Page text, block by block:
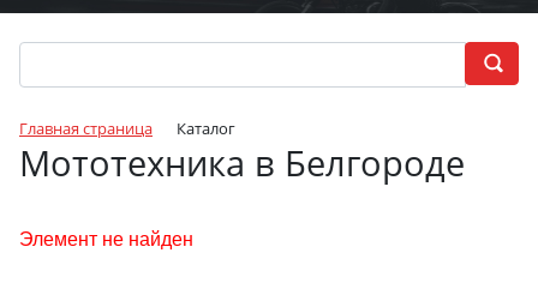
Главная страница Каталог
Мототехника в Белгороде
Элемент не найден